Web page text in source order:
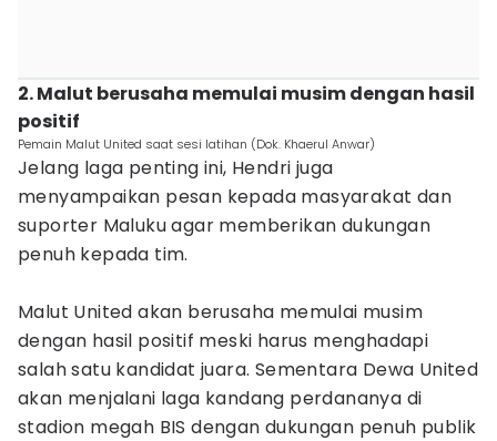
2. Malut berusaha memulai musim dengan hasil
positif
Pemain Malut United saat sesi latihan (Dok. Khaerul Anwar)
Jelang laga penting ini, Hendri juga
menyampaikan pesan kepada masyarakat dan
suporter Maluku agar memberikan dukungan
penuh kepada tim.
Malut United akan berusaha memulai musim
dengan hasil positif meski harus menghadapi
salah satu kandidat juara. Sementara Dewa United
akan menjalani laga kandang perdananya di
stadion megah BIS dengan dukungan penuh publik